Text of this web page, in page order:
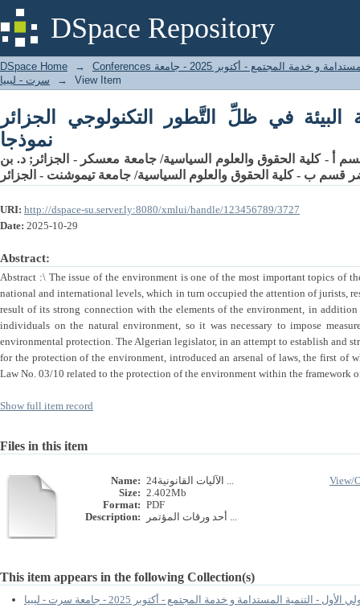
DSpace Repository
في ظلِّ التَّطور التكنولوجي الجزائر نموذجا
DSpace Home →
المؤتمر الدولي الأول - التنمية المستدامة و خدمة المجتمع - أكتوبر 2025 - جامعة
سرت - ليبيا
→ View Item
البيئة في ظلِّ التَّطور التكنولوجي الجزائر
نموذجا
أ - كلية الحقوق والعلوم السياسية/ جامعة معسكر - الجزائر ;د. بن
قسم ب - كلية الحقوق والعلوم السياسية/ جامعة تيموشنت - الجزائر
URI: http://dspace-su.server.ly:8080/xmlui/handle/123456789/3727
Date: 2025-10-29
Abstract:
Abstract :\ The issue of the environment is one of the most important topics of
national and international levels, which in turn occupied the attention of jurists,
result of its strong connection with the elements of the environment, in
individuals on the natural environment, so it was necessary to impose
environmental protection. The Algerian legislator, in an attempt to establish and
for the protection of the environment, introduced an arsenal of laws, the first of
Law No. 03/10 related to the protection of the environment within the framework
Show full item record
Files in this item
Name:
24الآليات القانونية ...
Size: 2.402Mb
Format: PDF
Description:
أحد ورقات المؤتمر ...
View/
This item appears in the following Collection(s)
- التنمية المستدامة و خدمة المجتمع - أكتوبر 2025 - جامعة سرت - ليبيا